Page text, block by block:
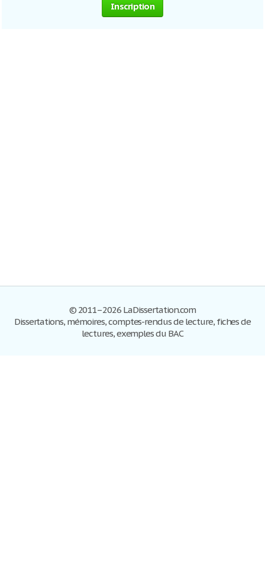
Inscription
© 2011–2026 LaDissertation.com
Dissertations, mémoires, comptes-rendus de lecture, fiches de
lectures, exemples du BAC